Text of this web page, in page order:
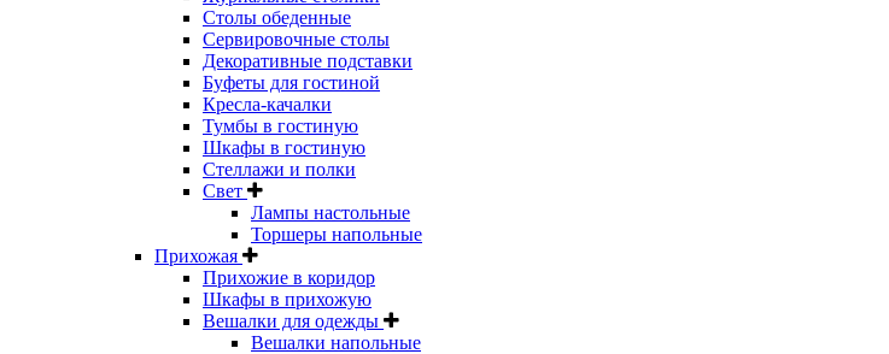
Столы обеденные
Сервировочные столы
Декоративные подставки
Буфеты для гостиной
Кресла-качалки
Тумбы в гостиную
Шкафы в гостиную
Стеллажи и полки
Свет
Лампы настольные
Торшеры напольные
Прихожая
Прихожие в коридор
Шкафы в прихожую
Вешалки для одежды
Вешалки напольные